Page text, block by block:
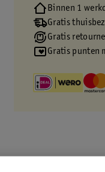
Binnen 1
Gratis
Gratis
Gratis punten